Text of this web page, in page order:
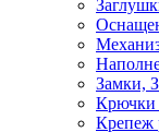
Замки,
Крючки
Крепеж